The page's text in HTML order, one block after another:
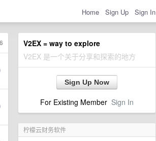
Home Sign Up Sign In
V2EX = way to explore
V2EX 是一个关于分享和探索的地方
Sign Up Now
For Existing Member Sign In
柠檬云财务软件
6